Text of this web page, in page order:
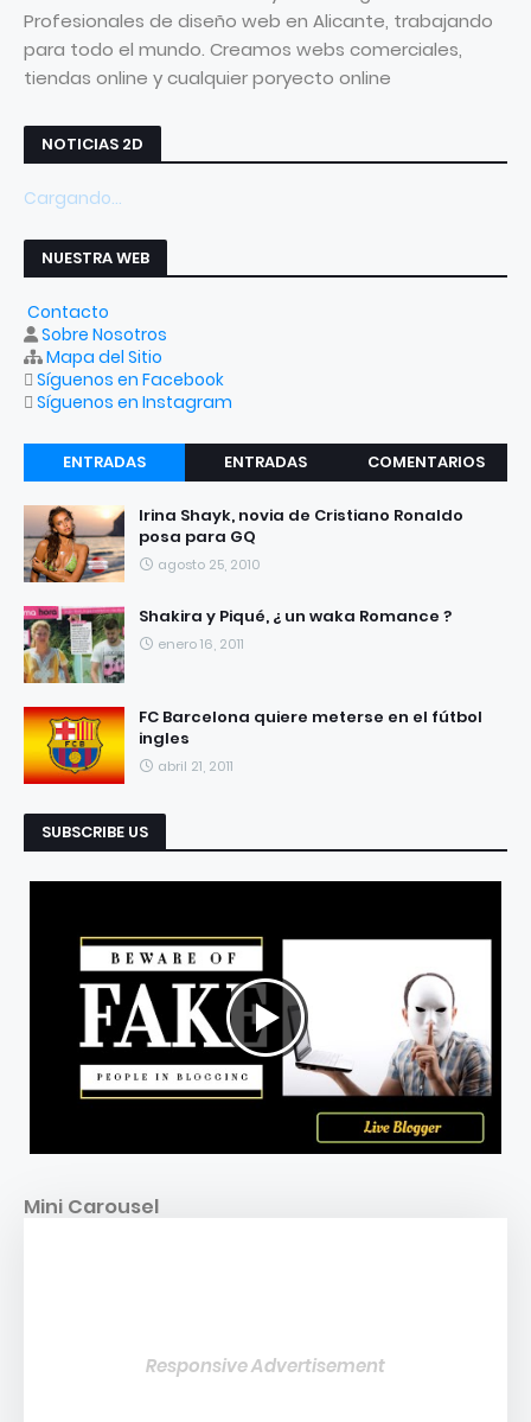
Profesionales de diseño web en Alicante, trabajando
para todo el mundo. Creamos webs comerciales,
tiendas online y cualquier poryecto online
NOTICIAS 2D
Cargando...
NUESTRA WEB
Contacto
Sobre Nosotros
Mapa del Sitio
Síguenos en Facebook
Síguenos en Instagram
ENTRADAS
RECIENTES
ENTRADAS
COMENTARIOS
Irina Shayk, novia de Cristiano Ronaldo
posa para GQ
agosto 25, 2010
Shakira y Piqué, ¿ un waka Romance ?
enero 16, 2011
FC Barcelona quiere meterse en el fútbol
ingles
abril 21, 2011
SUBSCRIBE US
Mini Carousel
Responsive Advertisement